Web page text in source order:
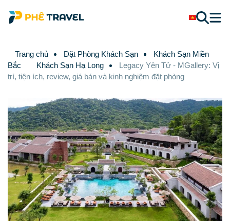
Trang chủ Đặt Phòng Khách Sạn
Khách Sạn Miền
Bắc
Khách Sạn Hạ Long
Legacy Yên Tử - MGallery: Vị
trí, tiện ích, review, giá bán và kinh nghiệm đặt phòng